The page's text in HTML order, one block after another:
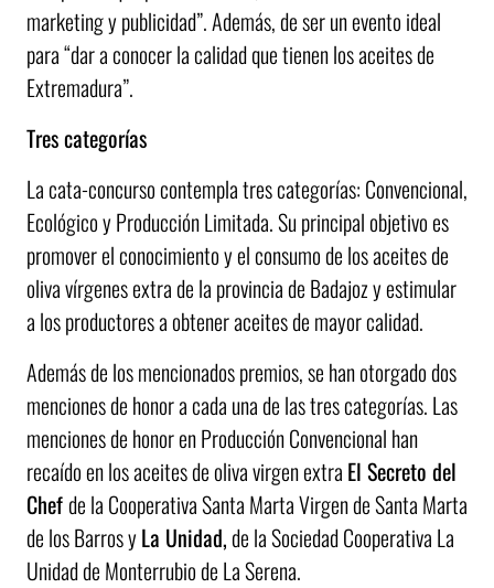
marketing y publicidad”. Además, de ser un evento ideal
para “dar a conocer la calidad que tienen los aceites de
Extremadura”.
Tres categorías
La cata-concurso contempla tres categorías: Convencional,
Ecológico y Producción Limitada. Su principal objetivo es
promover el conocimiento y el consumo de los aceites de
oliva vírgenes extra de la provincia de Badajoz y estimular
a los productores a obtener aceites de mayor calidad.
Además de los mencionados premios, se han otorgado dos
menciones de honor a cada una de las tres categorías. Las
menciones de honor en Producción Convencional han
recaído en los aceites de oliva virgen extra El Secreto del
Chefde la Cooperativa Santa Marta Virgen de Santa Marta
de los Barros yLa Unidad,de la Sociedad Cooperativa La
Unidad de Monterrubio de La Serena.